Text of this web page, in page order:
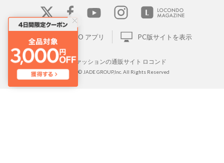
LOCONDO アプリ PC版サイトを表示
靴とファッションの通販サイト ロコンド
Copyright © JADE GROUP,Inc. All Rights Reserved